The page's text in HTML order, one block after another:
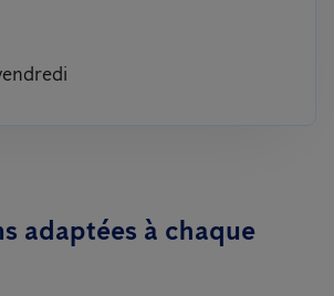
adaptées à chaque